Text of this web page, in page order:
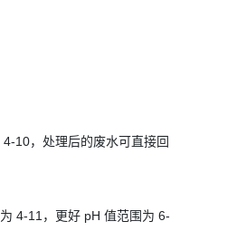
10，处理后的废水可直接回
4-11，更好 pH 值范围为 6-